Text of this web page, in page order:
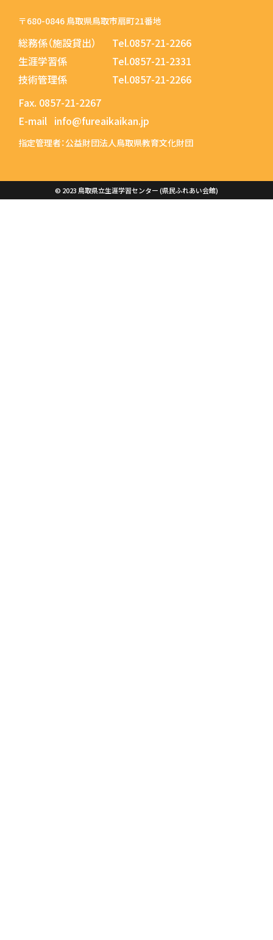
〒680-0846 鳥取県鳥取市扇町21番地
総務係（施設貸出）
Tel.0857-21-2266
生涯学習係
Tel.0857-21-2331
技術管理係
Tel.0857-21-2266
Fax. 0857-21-2267
E-mail info@fureaikaikan.jp
指定管理者：公益財団法人鳥取県教育文化財団
© 2023 鳥取県立生涯学習センター (県民ふれあい会館)